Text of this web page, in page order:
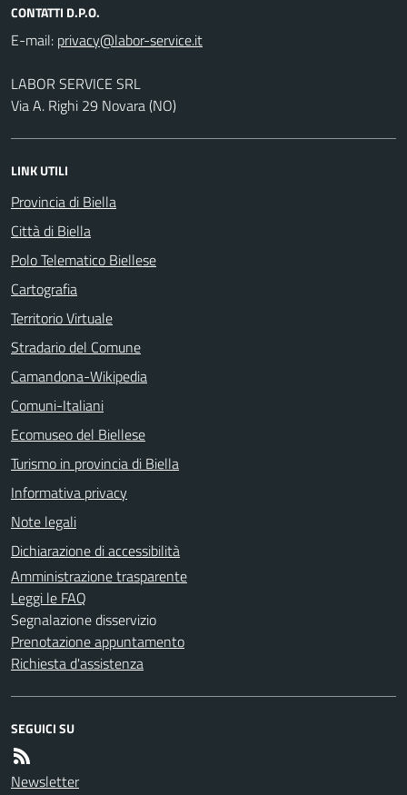
CONTATTI D.P.O.
E-mail:
LABOR SERVICE SRL
Via A. Righi 29 Novara (NO)
LINK UTILI
Provincia di Biella
Città di Biella
Polo Telematico Biellese
Cartografia
Territorio Virtuale
Stradario del Comune
Camandona-Wikipedia
Comuni-Italiani
Ecomuseo del Biellese
Turismo in provincia di Biella
Informativa privacy
Note legali
Dichiarazione di accessibilità
Amministrazione trasparente
Leggi le FAQ
Segnalazione disservizio
Prenotazione appuntamento
Richiesta d'assistenza
SEGUICI SU
Newsletter